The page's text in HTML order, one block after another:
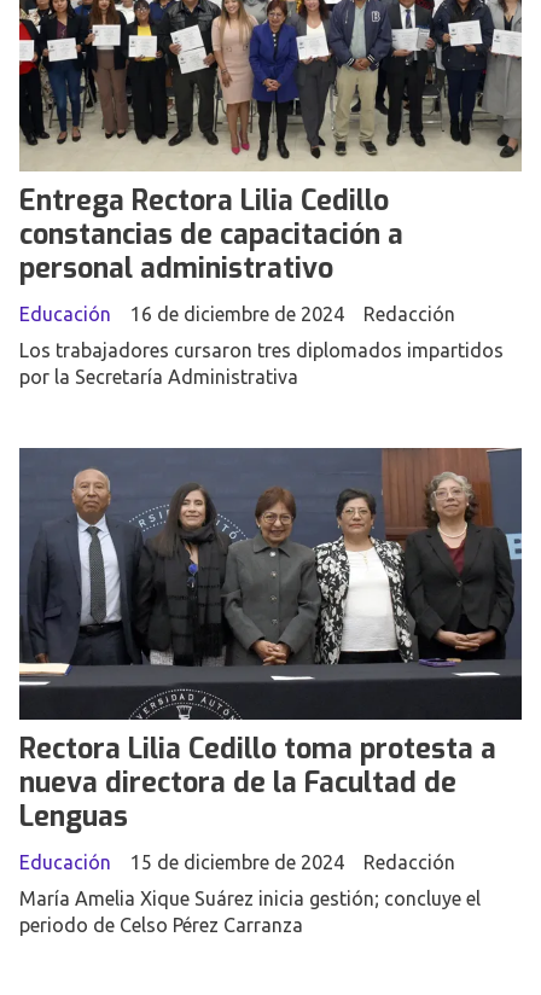
Entrega Rectora Lilia Cedillo
constancias de capacitación a
personal administrativo
Redacción
Educación
16 de diciembre de 2024
Los trabajadores cursaron tres diplomados impartidos
por la Secretaría Administrativa
Rectora Lilia Cedillo toma protesta a
nueva directora de la Facultad de
Lenguas
Redacción
Educación
15 de diciembre de 2024
María Amelia Xique Suárez inicia gestión; concluye el
periodo de Celso Pérez Carranza